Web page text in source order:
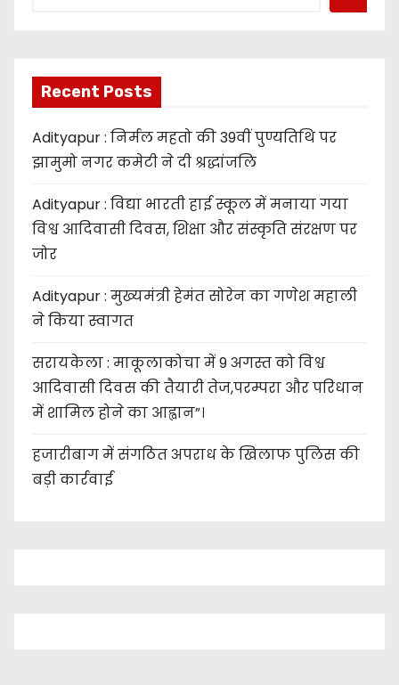
Recent Posts
Adityapur : निर्मल महतो की 39वीं पुण्यतिथि पर
झामुमो नगर कमेटी ने दी श्रद्धांजलि
Adityapur : विद्या भारती हाई स्कूल में मनाया गया
विश्व आदिवासी दिवस, शिक्षा और संस्कृति संरक्षण पर
जोर
Adityapur : मुख्यमंत्री हेमंत सोरेन का गणेश महाली
ने किया स्वागत
सरायकेला : माकूलाकोचा में 9 अगस्त को विश्व
आदिवासी दिवस की तैयारी तेज,परम्परा और परिधान
में शामिल होने का आह्वान”।
हजारीबाग में संगठित अपराध के खिलाफ पुलिस की
बड़ी कार्रवाई